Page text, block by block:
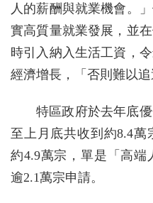
人的薪酬與就業機會。
實高質量就業發展，並
時引入納入生活工資，
經濟增長，「否則難以追
特區政府於去年底
至上月底共收到約8.4
約4.9萬宗，單是「高端
逾2.1萬宗申請。